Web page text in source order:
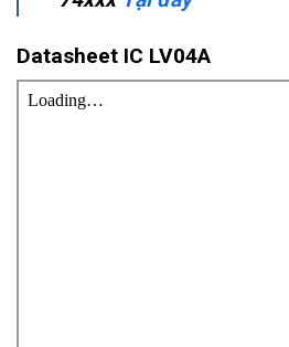
Datasheet IC LV04A